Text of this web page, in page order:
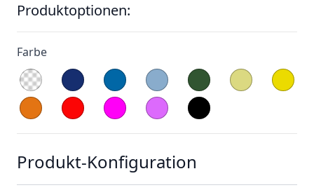
Produktoptionen:
Farbe
Produkt-Konfiguration